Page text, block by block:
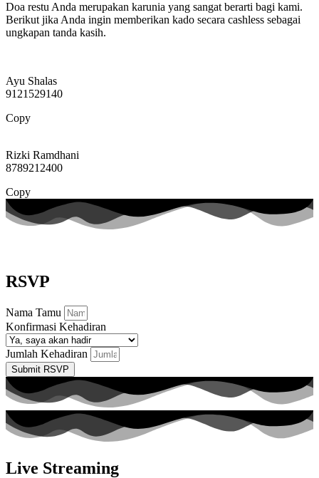
Doa restu Anda merupakan karunia yang sangat berarti bagi kami.
Berikut jika Anda ingin memberikan kado secara cashless sebagai
ungkapan tanda kasih.
Ayu Shalas
9121529140
Copy
Rizki Ramdhani
8789212400
Copy
RSVP
Nama Tamu
Konfirmasi Kehadiran
Jumlah Kehadiran
Submit RSVP
Live Streaming